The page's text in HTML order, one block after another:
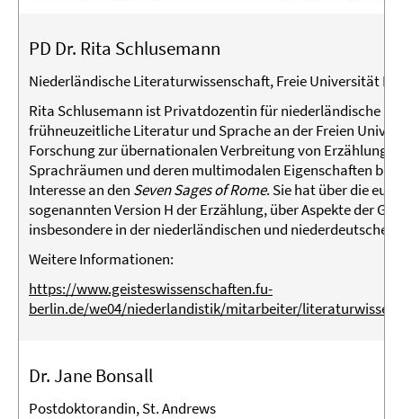
PD Dr. Rita Schlusemann
Niederländische Literaturwissenschaft, Freie Universität
Rita Schlusemann ist Privatdozentin für niederländische
frühneuzeitliche Literatur und Sprache an der Freien
Forschung zur übernationalen Verbreitung von
Sprachräumen und deren multimodalen Eigenschaften
Interesse an den Seven Sages of Rome. Sie hat über die
sogenannten Version H der Erzählung, über Aspekte der
insbesondere in der niederländischen und
Weitere Informationen:
https://www.geisteswissenschaften.fu-
berlin.de/we04/niederlandistik/mitarbeiter/
Dr. Jane Bonsall
Postdoktorandin, St. Andrews